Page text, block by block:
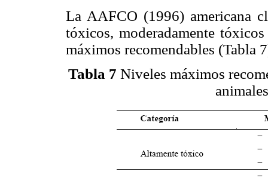
La AAFCO (1996) americana
tóxicos, moderadamente
máximos recomendables (Tabla
Tabla 7 Niveles máximos